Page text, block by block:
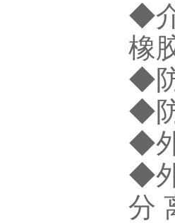
◆
橡
◆
◆
◆
◆
分